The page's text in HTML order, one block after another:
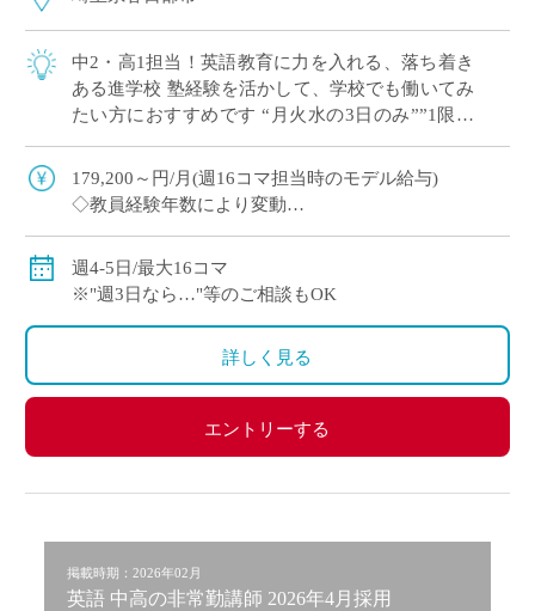
中2・高1担当！英語教育に力を入れる、落ち着き
ある進学校 塾経験を活かして、学校でも働いてみ
たい方におすすめです “月火水の3日のみ””1限な
179,200～円/月(週16コマ担当時のモデル給与)
◇教員経験年数により変動
週4-5日/最大16コマ
※"週3日なら…"等のご相談もOK
詳しく見る
エントリーする
掲載時期：2026年02月
英語 中高の非常勤講師 2026年4月採用